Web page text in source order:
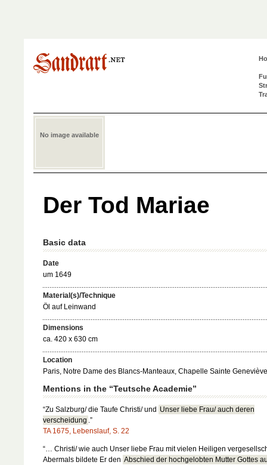
No image available
Der Tod Mariae
Basic data
Date
um 1649
Material(s)/Technique
Öl auf Leinwand
Dimensions
ca. 420 x 630 cm
Location
Paris, Notre Dame des Blancs-Manteaux, Chapelle Sainte Geneviève
Mentions in the “Teutsche Academie”
“Zu Salzburg/ die Taufe Christi/ und Unser liebe Frau/ auch deren
verscheidung .”
TA 1675, Lebenslauf, S. 22
“… Christi/ wie auch Unser liebe Frau mit vielen Heiligen
Abermals bildete Er den Abschied der hochgelobten Mutter Gottes